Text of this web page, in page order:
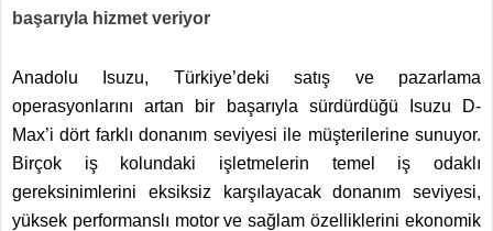
başarıyla hizmet veriyor
Anadolu Isuzu, Türkiye’deki satış ve pazarlama
operasyonlarını artan bir başarıyla sürdürdüğü Isuzu D-
Max’i dört farklı donanım seviyesi ile müşterilerine sunuyor.
Birçok iş kolundaki işletmelerin temel iş odaklı
gereksinimlerini eksiksiz karşılayacak donanım seviyesi,
yüksek performanslı motor ve sağlam özelliklerini ekonomik